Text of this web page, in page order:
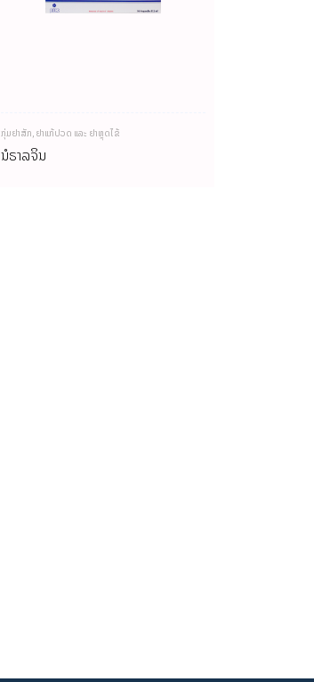
ກຸ່ມຢາສັກ ຢາແກ້ປວດ ແລະ ຢາຫຼຸດໄຂ້
ນໍຣາລຈິນ